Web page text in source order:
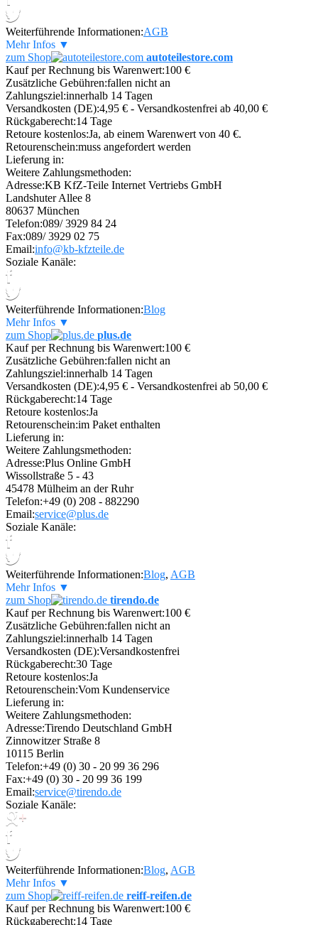
Weiterführende Informationen:AGB
Mehr Infos ▼
zum Shop
autoteilestore.com
Kauf per Rechnung bis Warenwert:100 €
Zusätzliche Gebühren:fallen nicht an
Zahlungsziel:innerhalb 14 Tagen
Versandkosten (DE):4,95 € - Versandkostenfrei ab 40,00 €
Rückgaberecht:14 Tage
Retoure kostenlos:Ja, ab einem Warenwert von 40 €.
Retourenschein:muss angefordert werden
Lieferung in:
Weitere Zahlungsmethoden:
Adresse:KB KfZ-Teile Internet Vertriebs GmbH
Landshuter Allee 8
80637 München
Telefon:089/ 3929 84 24
Fax:089/ 3929 02 75
Email:info@kb-kfzteile.de
Soziale Kanäle:
Weiterführende Informationen:Blog
Mehr Infos ▼
zum Shop
plus.de
Kauf per Rechnung bis Warenwert:100 €
Zusätzliche Gebühren:fallen nicht an
Zahlungsziel:innerhalb 14 Tagen
Versandkosten (DE):4,95 € - Versandkostenfrei ab 50,00 €
Rückgaberecht:14 Tage
Retoure kostenlos:Ja
Retourenschein:im Paket enthalten
Lieferung in:
Weitere Zahlungsmethoden:
Adresse:Plus Online GmbH
Wissollstraße 5 - 43
45478 Mülheim an der Ruhr
Telefon:+49 (0) 208 - 882290
Email:service@plus.de
Soziale Kanäle:
Weiterführende Informationen:Blog, AGB
Mehr Infos ▼
zum Shop
tirendo.de
Kauf per Rechnung bis Warenwert:100 €
Zusätzliche Gebühren:fallen nicht an
Zahlungsziel:innerhalb 14 Tagen
Versandkosten (DE):Versandkostenfrei
Rückgaberecht:30 Tage
Retoure kostenlos:Ja
Retourenschein:Vom Kundenservice
Lieferung in:
Weitere Zahlungsmethoden:
Adresse:Tirendo Deutschland GmbH
Zinnowitzer Straße 8
10115 Berlin
Telefon:+49 (0) 30 - 20 99 36 296
Fax:+49 (0) 30 - 20 99 36 199
Email:service@tirendo.de
Soziale Kanäle:
Weiterführende Informationen:Blog, AGB
Mehr Infos ▼
zum Shop
reiff-reifen.de
Kauf per Rechnung bis Warenwert:100 €
Rückgaberecht:14 Tage